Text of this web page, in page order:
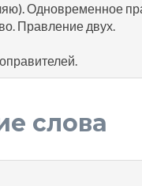
Одновременное
Правление двух.
слова